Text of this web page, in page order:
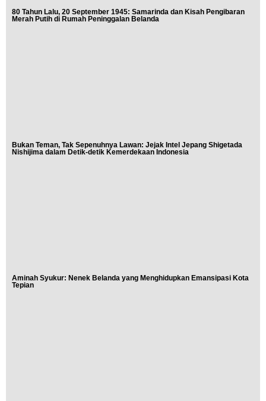
80 Tahun Lalu, 20 September 1945: Samarinda dan Kisah Pengibaran
Merah Putih di Rumah Peninggalan Belanda
Bukan Teman, Tak Sepenuhnya Lawan: Jejak Intel Jepang Shigetada
Nishijima dalam Detik-detik Kemerdekaan Indonesia
Aminah Syukur: Nenek Belanda yang Menghidupkan Emansipasi Kota
Tepian